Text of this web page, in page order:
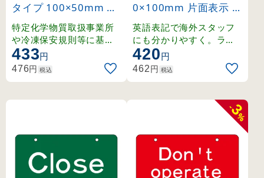
タイプ 100×50mm 修
理中 バルブあけるな (
166028)
特定化学物質取扱事業所
や冷凍保安規則等に基づ
く、バルブの誤操作防止
に最適な標示板です。
433円
476円 税込
0×100mm 片面表示 O
pen(赤) (168001)
英語表記で海外スタッフ
にも分かりやすく。ラミ
ネート加工の硬質塩ビ製
。
420円
462円 税込
-
3
%